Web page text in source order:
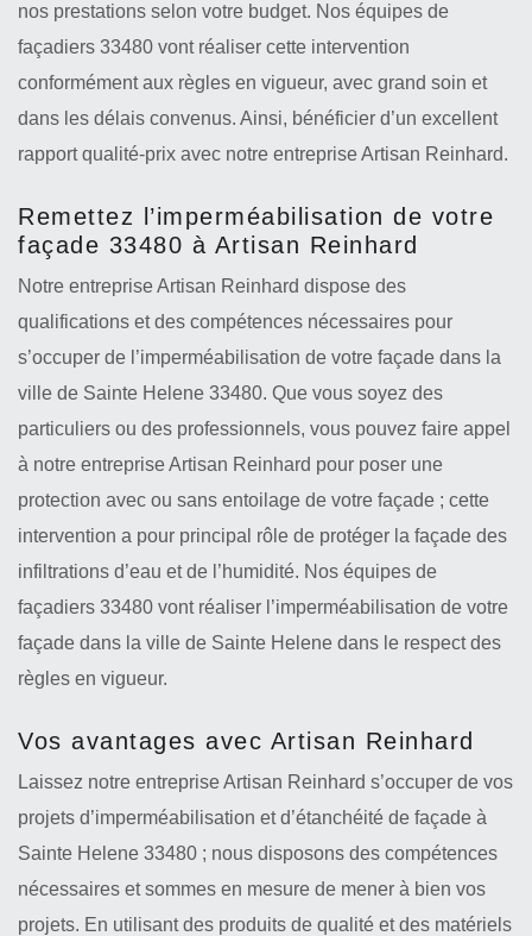
nos prestations selon votre budget. Nos équipes de
façadiers 33480 vont réaliser cette intervention
conformément aux règles en vigueur, avec grand soin et
dans les délais convenus. Ainsi, bénéficier d’un excellent
rapport qualité-prix avec notre entreprise Artisan Reinhard.
Remettez l’imperméabilisation de votre
façade 33480 à Artisan Reinhard
Notre entreprise Artisan Reinhard dispose des
qualifications et des compétences nécessaires pour
s’occuper de l’imperméabilisation de votre façade dans la
ville de Sainte Helene 33480. Que vous soyez des
particuliers ou des professionnels, vous pouvez faire appel
à notre entreprise Artisan Reinhard pour poser une
protection avec ou sans entoilage de votre façade ; cette
intervention a pour principal rôle de protéger la façade des
infiltrations d’eau et de l’humidité. Nos équipes de
façadiers 33480 vont réaliser l’imperméabilisation de votre
façade dans la ville de Sainte Helene dans le respect des
règles en vigueur.
Vos avantages avec Artisan Reinhard
Laissez notre entreprise Artisan Reinhard s’occuper de vos
projets d’imperméabilisation et d’étanchéité de façade à
Sainte Helene 33480 ; nous disposons des compétences
nécessaires et sommes en mesure de mener à bien vos
projets. En utilisant des produits de qualité et des matériels